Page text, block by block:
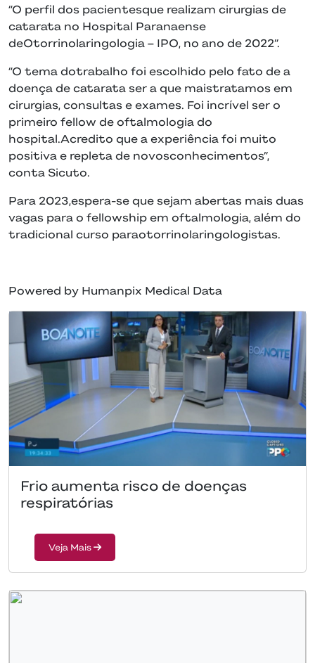
“O perfil dos pacientesque realizam cirurgias de
catarata no Hospital Paranaense
deOtorrinolaringologia – IPO, no ano de 2022”.
“O tema dotrabalho foi escolhido pelo fato de a
doença de catarata ser a que maistratamos em
cirurgias, consultas e exames. Foi incrível ser o
primeiro fellow de oftalmologia do
hospital.Acredito que a experiência foi muito
positiva e repleta de novosconhecimentos”,
conta Sicuto.
Para 2023,espera-se que sejam abertas mais duas
vagas para o fellowship em oftalmologia, além do
tradicional curso paraotorrinolaringologistas.
Powered by Humanpix Medical Data
Frio aumenta risco de doenças
respiratórias
Veja Mais